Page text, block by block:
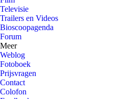
Televisie
Trailers en Videos
Bioscoopagenda
Forum
Meer
Weblog
Fotoboek
Prijsvragen
Contact
Colofon